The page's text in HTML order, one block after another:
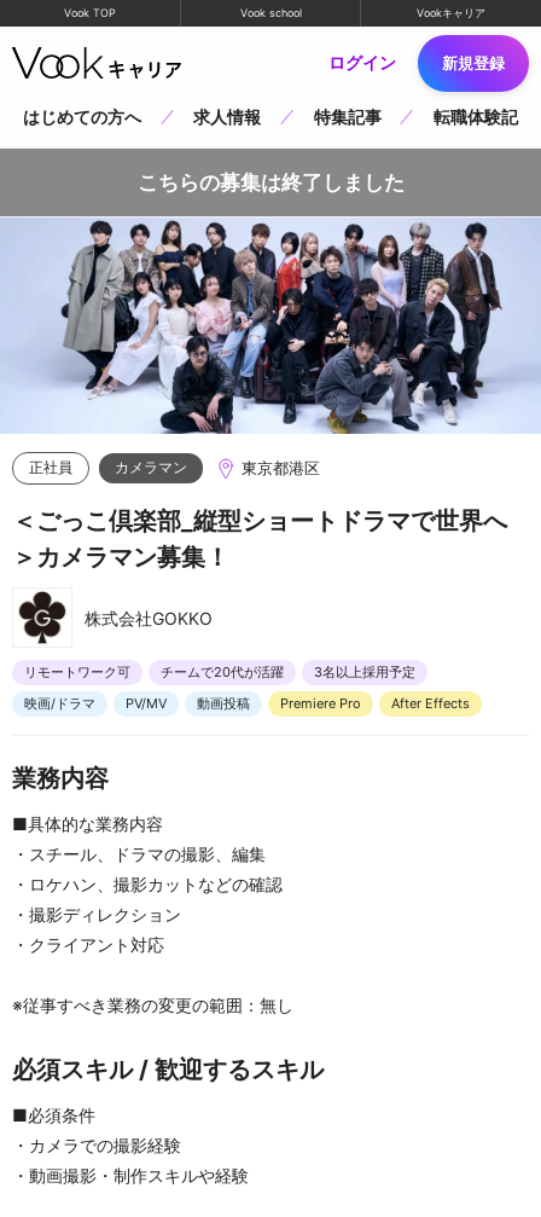
Vook TOP Vook school Vookキャリア
ログイン 新規登録
はじめての方へ 求人情報 特集記事 転職体験記
こちらの募集は終了しました
正社員 カメラマン 東京都港区
＜ごっこ倶楽部_縦型ショートドラマで世界へ
＞カメラマン募集！
株式会社GOKKO
リモートワーク可 チームで20代が活躍
3名以上採用予定
映画/ドラマ
PV/MV 動画投稿 Premiere Pro After Effects
業務内容
■具体的な業務内容
・スチール、ドラマの撮影、編集
・ロケハン、撮影カットなどの確認
・撮影ディレクション
・クライアント対応
※従事すべき業務の変更の範囲：無し
必須スキル / 歓迎するスキル
■必須条件
・カメラでの撮影経験
・動画撮影・制作スキルや経験